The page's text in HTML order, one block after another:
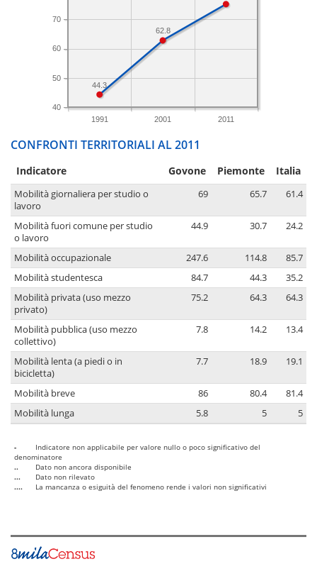
1991 2001 2011
40
50
60
70
62.8
44.3
CONFRONTI TERRITORIALI AL 2011
Indicatore Govone Piemonte Italia
Mobilità giornaliera per studio o
lavoro
69 65.7 61.4
Mobilità fuori comune per studio
o lavoro
44.9 30.7 24.2
Mobilità occupazionale 247.6 114.8
85.7
Mobilità studentesca
84.7 44.3
35.2
Mobilità privata (uso mezzo
privato)
75.2 64.3 64.3
Mobilità pubblica (uso mezzo
collettivo)
7.8 14.2 13.4
Mobilità lenta (a piedi o in
bicicletta)
7.7 18.9 19.1
Mobilità breve 86 80.4
81.4
Mobilità lunga
5.8 5 5
-
Indicatore non applicabile per valore nullo o poco significativo del
denominatore
..
Dato non ancora disponibile
...
Dato non rilevato
....
La mancanza o esiguità del fenomeno rende i valori non significativi